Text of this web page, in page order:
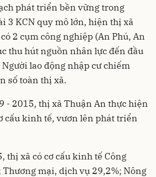
phát triển bền vững trong
3 KCN quy mô lớn, hiện thị xã
2 cụm công nghiệp (An Phú, An
thu hút nguồn nhân lực đến đầu
lao động nhập cư chiếm
số toàn thị xã.
- 2015, thị xã Thuận An thực hiện
cấu kinh tế, vươn lên phát triển
thị xã có cơ cấu kinh tế Công
mại, dịch vụ 29,2%; Nông